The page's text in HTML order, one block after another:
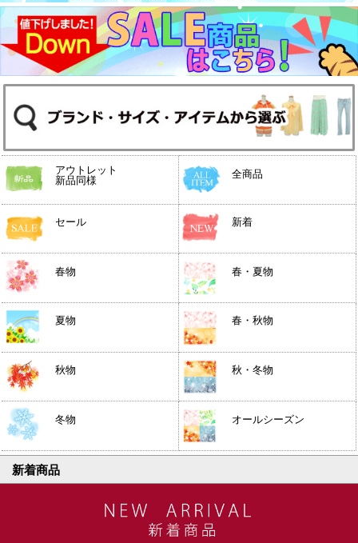
アウトレット
新品同様
全商品
セール 新着
春物 春・夏物
夏物 春・秋物
秋物 秋・冬物
冬物 オールシーズン
新着商品